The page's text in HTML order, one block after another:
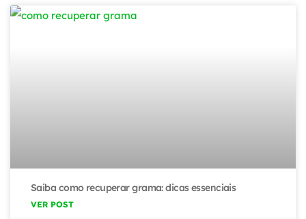
Saiba como recuperar grama: dicas essenciais
VER POST